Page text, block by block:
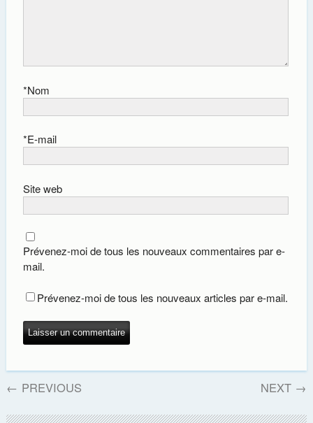
Nom
*
E-mail
*
Site web
Prévenez-moi de tous les nouveaux commentaires par e-
mail.
Prévenez-moi de tous les nouveaux articles par e-mail.
← PREVIOUS NEXT →